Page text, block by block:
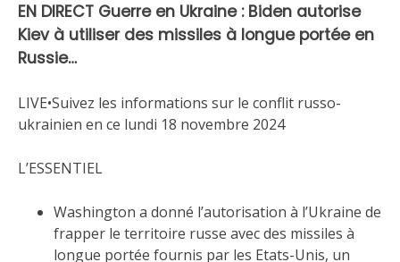
EN DIRECT Guerre en Ukraine : Biden autorise
Kiev à utiliser des missiles à longue portée en
Russie…
LIVE•Suivez les informations sur le conflit russo-
ukrainien en ce lundi 18 novembre 2024
L’ESSENTIEL
Washington a donné l’autorisation à l’Ukraine de
frapper le territoire russe avec des missiles à
longue portée fournis par les Etats-Unis, un